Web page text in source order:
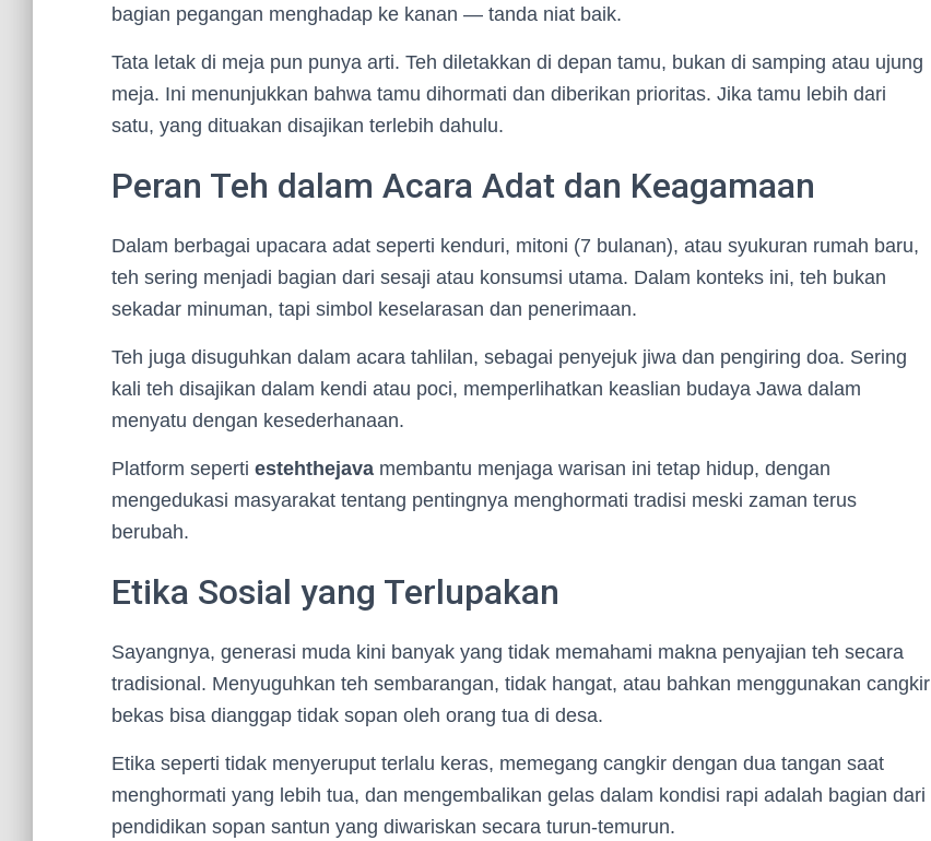
bagian pegangan menghadap ke kanan — tanda niat baik.
Tata letak di meja pun punya arti. Teh diletakkan di depan tamu, bukan di samping atau ujung
meja. Ini menunjukkan bahwa tamu dihormati dan diberikan prioritas. Jika tamu lebih dari
satu, yang dituakan disajikan terlebih dahulu.
Peran Teh dalam Acara Adat dan Keagamaan
Dalam berbagai upacara adat seperti kenduri, mitoni (7 bulanan), atau syukuran rumah baru,
teh sering menjadi bagian dari sesaji atau konsumsi utama. Dalam konteks ini, teh bukan
sekadar minuman, tapi simbol keselarasan dan penerimaan.
Teh juga disuguhkan dalam acara tahlilan, sebagai penyejuk jiwa dan pengiring doa. Sering
kali teh disajikan dalam kendi atau poci, memperlihatkan keaslian budaya Jawa dalam
menyatu dengan kesederhanaan.
Platform seperti estehthejava membantu menjaga warisan ini tetap hidup, dengan
mengedukasi masyarakat tentang pentingnya menghormati tradisi meski zaman terus
berubah.
Etika Sosial yang Terlupakan
Sayangnya, generasi muda kini banyak yang tidak memahami makna penyajian teh secara
tradisional. Menyuguhkan teh sembarangan, tidak hangat, atau bahkan menggunakan cangkir
bekas bisa dianggap tidak sopan oleh orang tua di desa.
Etika seperti tidak menyeruput terlalu keras, memegang cangkir dengan dua tangan saat
menghormati yang lebih tua, dan mengembalikan gelas dalam kondisi rapi adalah bagian dari
pendidikan sopan santun yang diwariskan secara turun-temurun.